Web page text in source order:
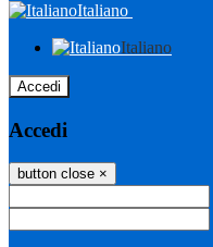
Italiano
Italiano
Accedi
Accedi
button close ×